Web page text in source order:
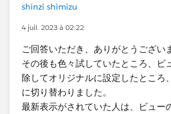
shinzi shimizu
4 juil. 2023 à 02:22
ご回答いただき、ありがとうござい
その後も色々試していたところ、ビ
除してオリジナルに設定したところ
に切り替わりました。
最新表示がされていた人は、ビュー